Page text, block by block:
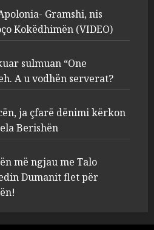
jep pretencën, ja
dënimi kërkon për
dhe Antonela
25, 2025
që drejtonte makinën më
me Talo Çelën”,
PERSONAT që e
25, 2025
Gramshi, nis
Kokëdhimën (VIDEO)
sulmuan “One
A u vodhën serverat?
ja çfarë dënimi kërkon
Berishën
më ngjau me Talo
Dumanit flet për